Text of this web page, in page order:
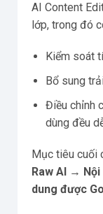
AI Content
lớp, trong đó
Kiểm soát
Bổ sung
Điều chỉnh
dùng đều
Mục tiêu cuối
Raw AI →
dung được